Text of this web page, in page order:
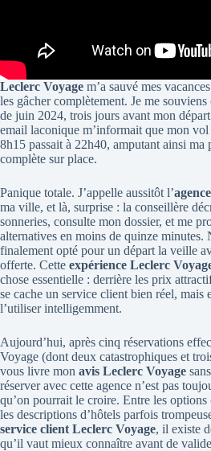
Leclerc Voyage m’a sauvé mes
les gâcher complètement. Je me
de juin 2024, trois jours avant mon
email laconique m’informait que mon
8h15 passait à 22h40, amputant ainsi ma
complète sur place.
Panique totale. J’appelle aussitôt l’
ma ville, et là, surprise : la conseillère
sonneries, consulte mon dossier, et me
alternatives en moins de quinze minutes.
finalement opté pour un départ la veille
offerte. Cette expérience Leclerc
chose essentielle : derrière les prix
se cache un service client bien réel, mais
l’utiliser intelligemment.
Aujourd’hui, après cinq réservations
Voyage (dont deux catastrophiques et
vous livre mon avis Leclerc Voyage
réserver avec cette agence n’est pas
qu’on pourrait le croire. Entre les options
les descriptions d’hôtels parfois
service client Leclerc Voyage, il existe
qu’il vaut mieux connaître avant de